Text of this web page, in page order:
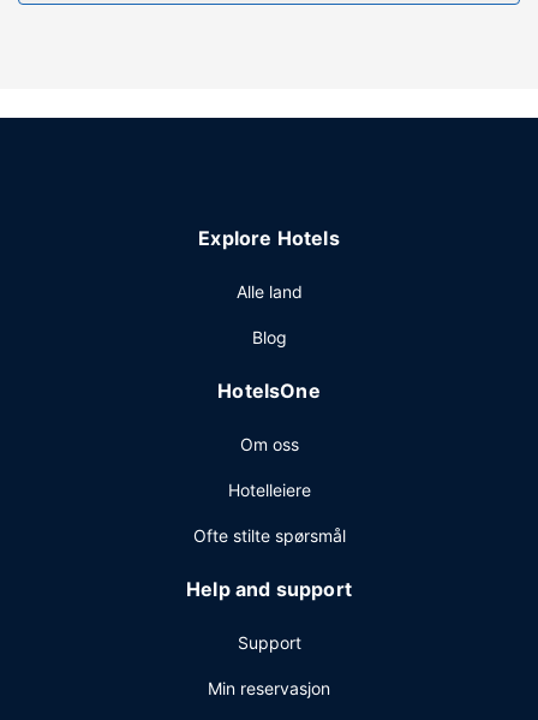
treningssenter. Dette hotellet har dessuten wi-fi (inkludert),
hurtigutsjekking og en døgnåpen resepsjon. Gjestene
Explore Hotels
Alle land
Blog
HotelsOne
Om oss
Hotelleiere
Ofte stilte spørsmål
Help and support
Support
Min reservasjon